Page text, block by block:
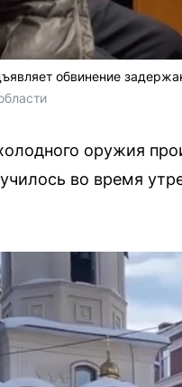
обвинение
оружия
во время